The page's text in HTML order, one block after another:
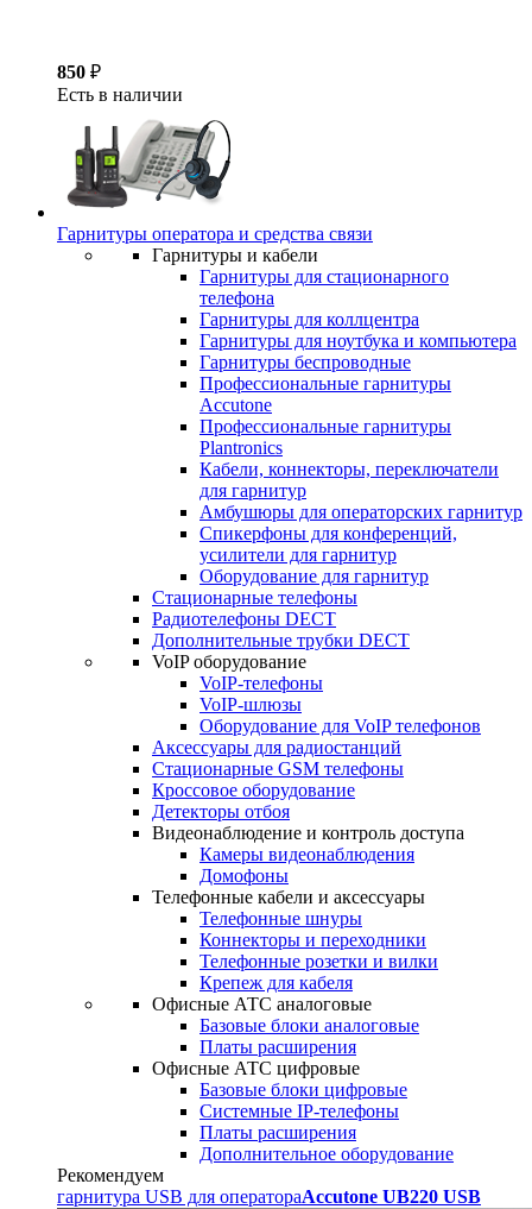
850 ₽
Есть в наличии
Гарнитуры оператора и средства связи
Гарнитуры и кабели
Гарнитуры для стационарного
телефона
Гарнитуры для коллцентра
Гарнитуры для ноутбука и компьютера
Гарнитуры беспроводные
Профессиональные гарнитуры
Accutone
Профессиональные гарнитуры
Plantronics
Кабели, коннекторы, переключатели
для гарнитур
Амбушюры для операторских гарнитур
Cпикерфоны для конференций,
усилители для гарнитур
Оборудование для гарнитур
Стационарные телефоны
Радиотелефоны DECT
Дополнительные трубки DECT
VoIP оборудование
VoIP-телефоны
VoIP-шлюзы
Оборудование для VoIP телефонов
Аксессуары для радиостанций
Стационарные GSM телефоны
Кроссовое оборудование
Детекторы отбоя
Видеонаблюдение и контроль доступа
Камеры видеонаблюдения
Домофоны
Телефонные кабели и аксессуары
Телефонные шнуры
Коннекторы и переходники
Телефонные розетки и вилки
Крепеж для кабеля
Офисные АТС аналоговые
Базовые блоки аналоговые
Платы расширения
Офисные АТС цифровые
Базовые блоки цифровые
Системные IP-телефоны
Платы расширения
Дополнительное оборудование
Рекомендуем
гарнитура USB для оператораAccutone UB220 USB